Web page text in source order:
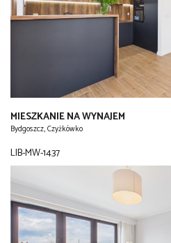
MIESZKANIE NA WYNAJEM
Bydgoszcz, Czyżkówko
LIB-MW-1437